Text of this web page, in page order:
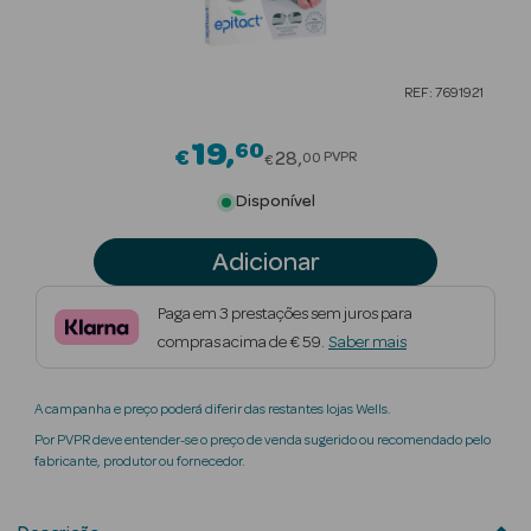
Beauty Season
Beauty Season
Maquilhagem
Beauty Season
Perfumes
REF: 7691921
€19 60Price reduced from
€28 00 PVPR
Disponível
Adicionar
Paga em 3 prestações sem juros para
compras acima de € 59. Saber mais
A campanha e preço poderá diferir das restantes lojas Wells.
Por PVPR deve entender-se o preço de venda sugerido ou recomendado pelo
fabricante, produtor ou fornecedor.